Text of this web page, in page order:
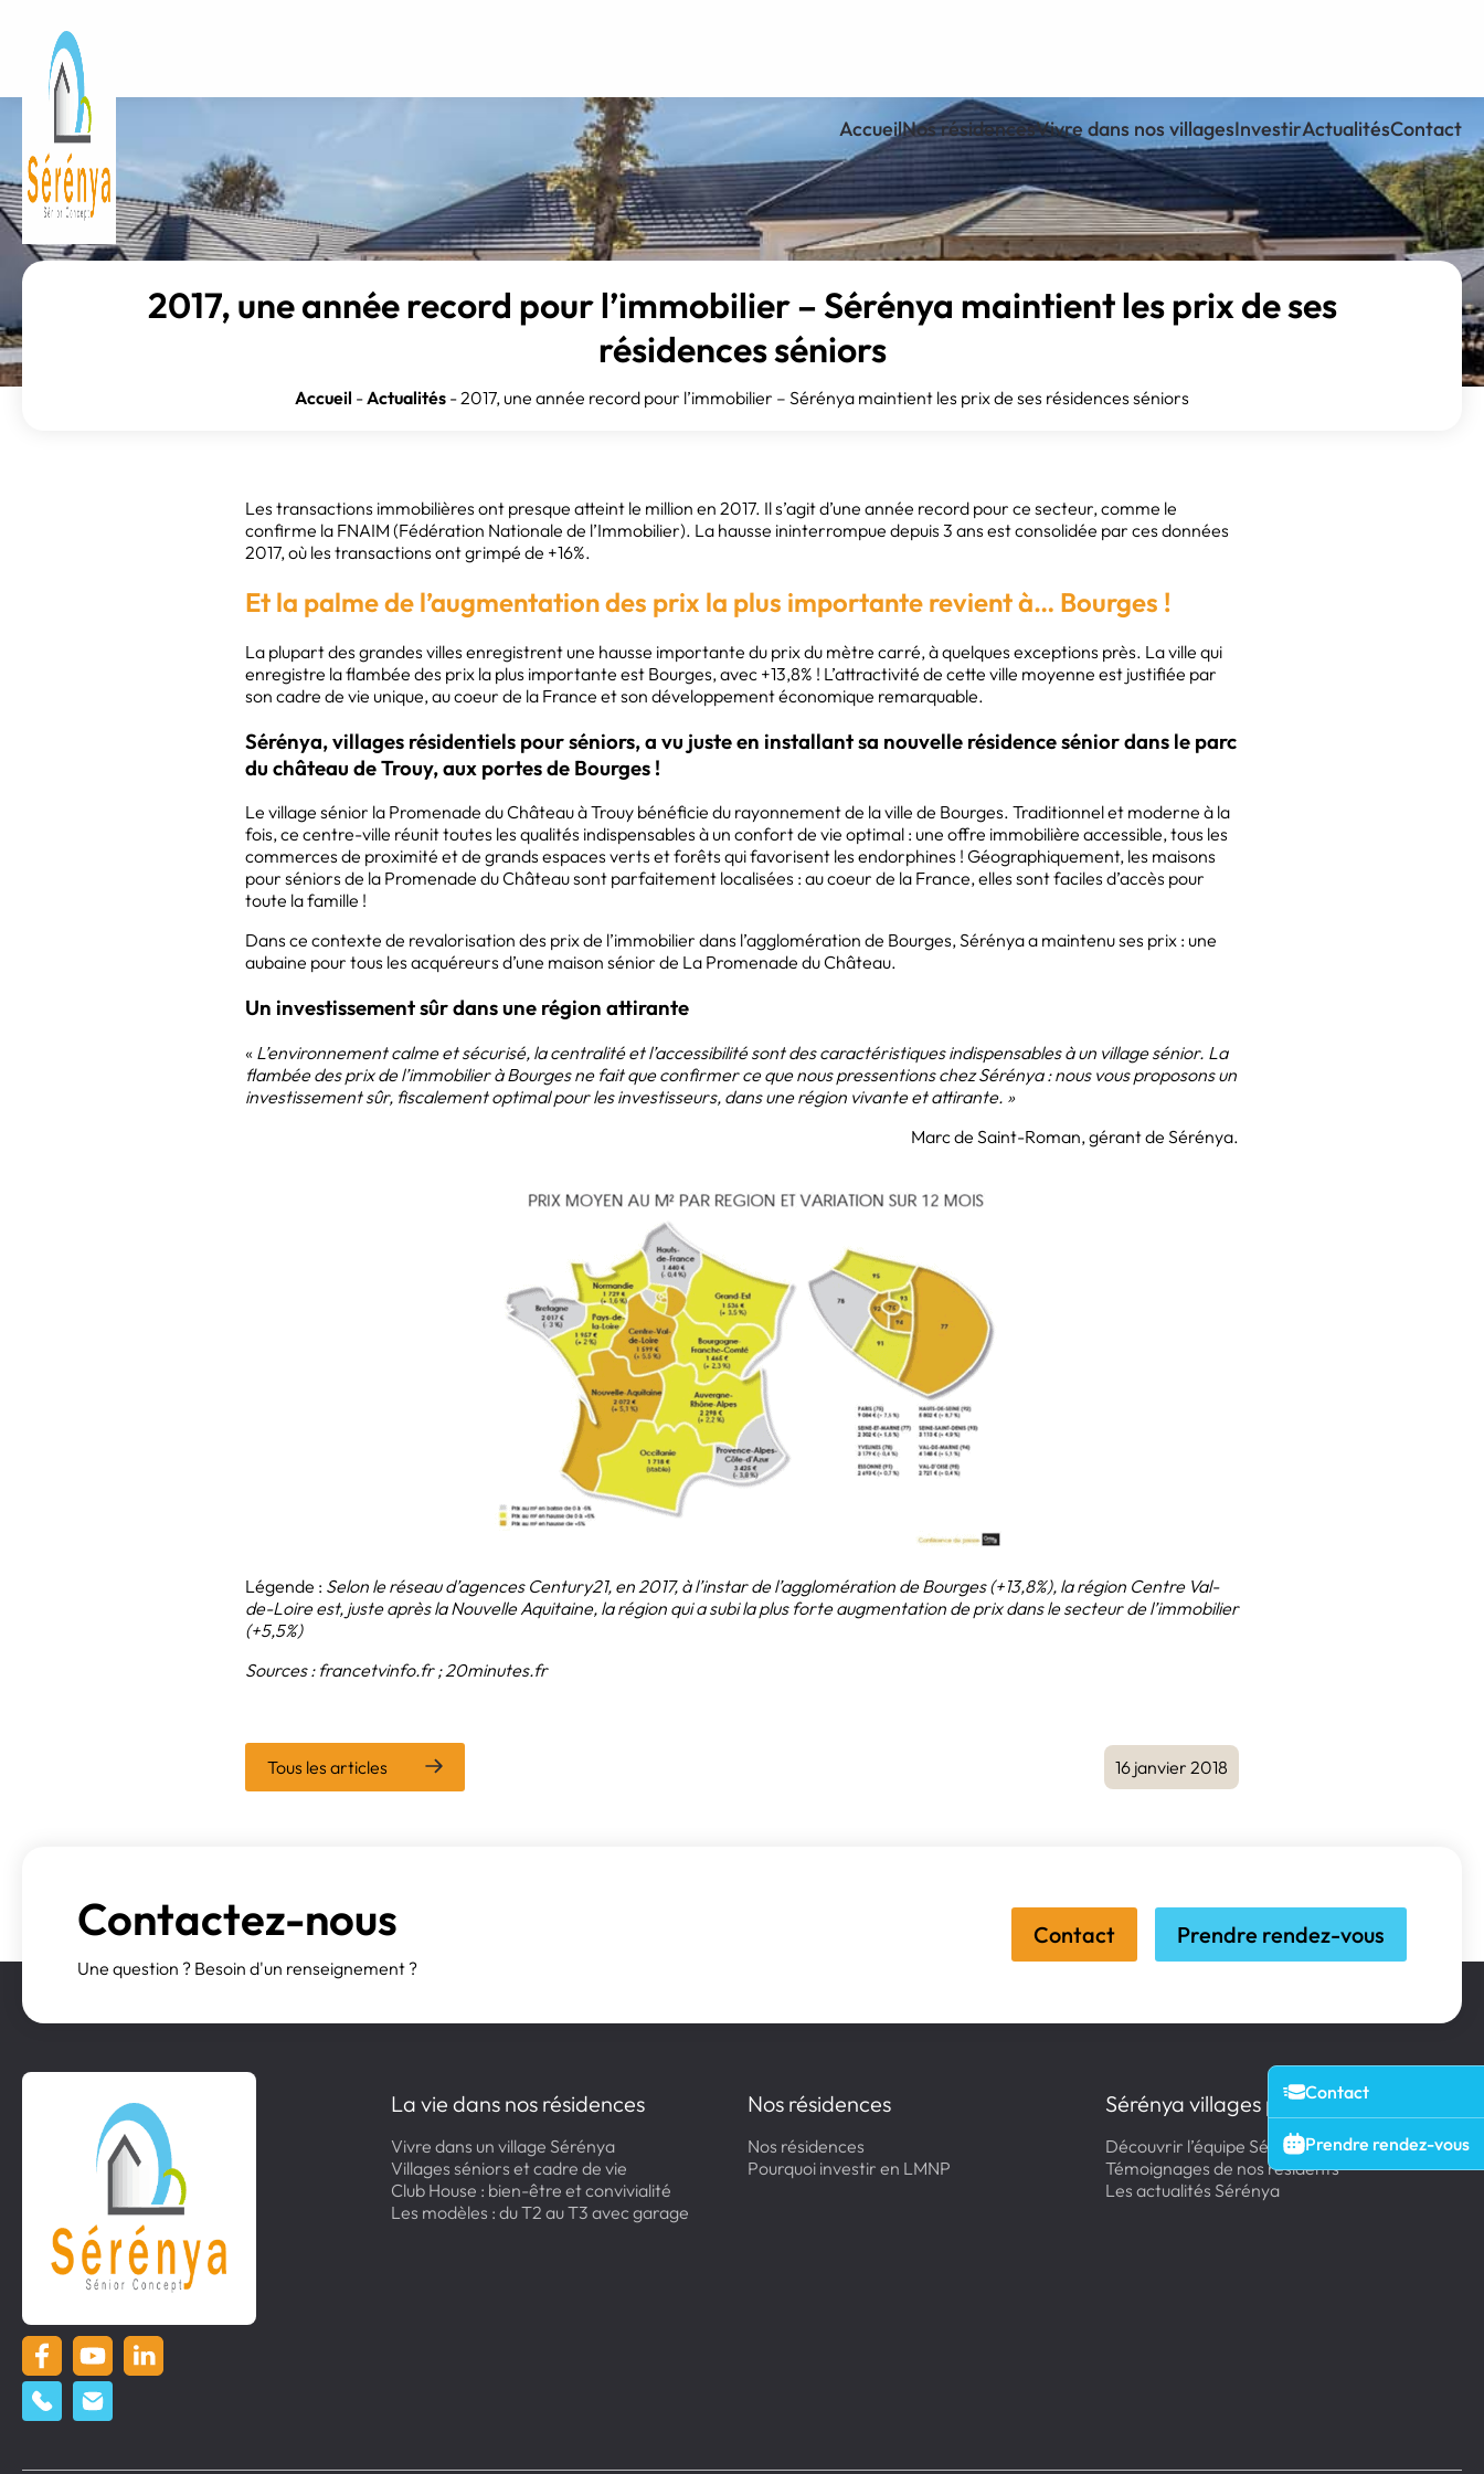
AccueilNos résidencesVivre dans nos villagesInvestirActualitésContact
2017, une année record pour l’immobilier – Sérénya maintient les prix de ses
résidences séniors
Accueil -Actualités -2017, une année record pour l’immobilier – Sérénya maintient les prix de ses résidences séniors
Les transactions immobilières ont presque atteint le million en 2017. Il s’agit d’une année record pour ce secteur, comme le
confirme la FNAIM (Fédération Nationale de l’Immobilier). La hausse ininterrompue depuis 3 ans est consolidée par ces données
2017, où les transactions ont grimpé de +16%.
Et la palme de l’augmentation des prix la plus importante revient à… Bourges !
La plupart des grandes villes enregistrent une hausse importante du prix du mètre carré, à quelques exceptions près. La ville qui
enregistre la flambée des prix la plus importante est Bourges, avec +13,8% ! L’attractivité de cette ville moyenne est justifiée par
son cadre de vie unique, au coeur de la France et son développement économique remarquable.
Sérénya, villages résidentiels pour séniors, a vu juste en installant sa nouvelle résidence sénior dans le parc
du château de Trouy, aux portes de Bourges !
Le village sénior la Promenade du Château à Trouy bénéficie du rayonnement de la ville de Bourges. Traditionnel et moderne à la
fois, ce centre-ville réunit toutes les qualités indispensables à un confort de vie optimal : une offre immobilière accessible, tous les
commerces de proximité et de grands espaces verts et forêts qui favorisent les endorphines ! Géographiquement, les maisons
pour séniors de la Promenade du Château sont parfaitement localisées : au coeur de la France, elles sont faciles d’accès pour
toute la famille !
Dans ce contexte de revalorisation des prix de l’immobilier dans l’agglomération de Bourges, Sérénya a maintenu ses prix : une
aubaine pour tous les acquéreurs d’une maison sénior de La Promenade du Château.
Un investissement sûr dans une région attirante
« L’environnement calme et sécurisé, la centralité et l’accessibilité sont des caractéristiques indispensables à un village sénior. La
flambée des prix de l’immobilier à Bourges ne fait que confirmer ce que nous pressentions chez Sérénya : nous vous proposons un
investissement sûr, fiscalement optimal pour les investisseurs, dans une région vivante et attirante. »
Marc de Saint-Roman, gérant de Sérénya.
Légende : Selon le réseau d’agences Century21, en 2017, à l’instar de l’agglomération de Bourges (+13,8%), la région Centre Val-
de-Loire est, juste après la Nouvelle Aquitaine, la région qui a subi la plus forte augmentation de prix dans le secteur de l’immobilier
(+5,5%)
Sources : francetvinfo.fr ; 20minutes.fr
Tous les articles 16 janvier 2018
Contactez-nous
Une question ? Besoin d'un renseignement ?
Contact Prendre rendez-vous
Contact
Prendre rendez-vous
La vie dans nos résidences
Vivre dans un village Sérénya
Villages séniors et cadre de vie
Club House : bien-être et convivialité
Les modèles : du T2 au T3 avec garage
Nos résidences
Nos résidences
Pourquoi investir en LMNP
Sérénya villages pour séniors
Découvrir l’équipe Sérénya
Témoignages de nos résidents
Les actualités Sérénya